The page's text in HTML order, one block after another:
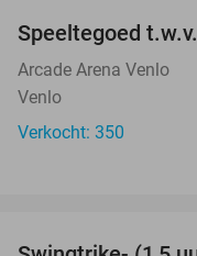
Speeltegoed
Arcade Arena Venlo
Venlo
Verkocht: 350